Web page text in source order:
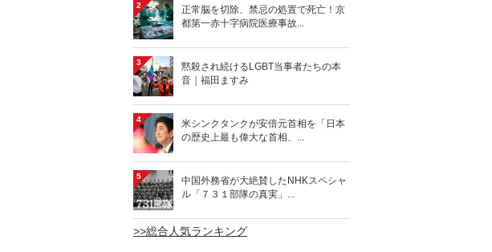
2
正常脳を切除、禁忌の処置で死亡！京
都第一赤十字病院医療事故...
3
黙殺され続けるLGBT当事者たちの本
音｜福田ますみ
4
米シンクタンクが安倍元首相を「日本
の歴史上最も偉大な首相、...
5
中国外務省が大絶賛したNHKスペシャ
ル「７３１部隊の真実」...
>>総合人気ランキング